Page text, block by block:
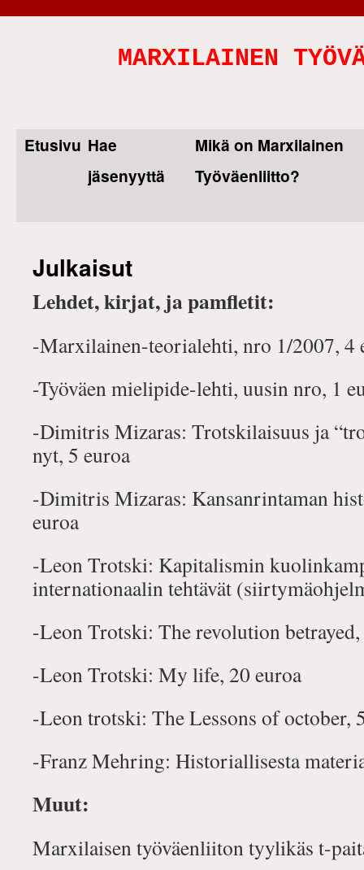
MARXILAINEN
Skip
Etusivu Hae
jäsenyyttä
Mikä on Marxilainen
Työväenliitto?
Julkaisut
Lehdet, kirjat, ja pamfletit:
-Marxilainen-teorialehti, nro 1/2007, 4
-Työväen mielipide-lehti, uusin nro, 1
-Dimitris Mizaras: Trotskilaisuus ja
nyt, 5 euroa
-Dimitris Mizaras: Kansanrintaman
euroa
-Leon Trotski: Kapitalismin
internationaalin tehtävät
-Leon Trotski: The revolution
-Leon Trotski: My life, 20 euroa
-Leon trotski: The Lessons of october,
-Franz Mehring: Historiallisesta
Muut:
Marxilaisen työväenliiton tyylikäs t-